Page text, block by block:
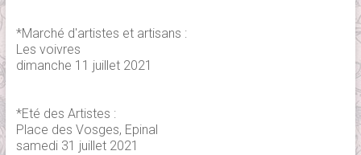
*Marché d'artistes et artisans :
Les voivres
dimanche 11 juillet 2021
*Eté des Artistes :
Place des Vosges, Epinal
samedi 31 juillet 2021